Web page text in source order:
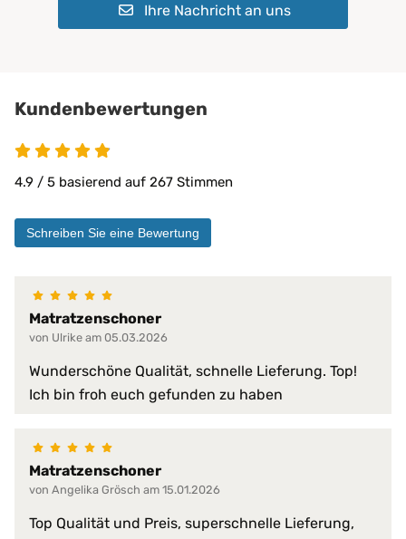
Geeignet für:
Allergiker*innen
Erwachsene
Klima-Eigenschaften:
für Kalttyp
für Warmtyp
nimmt Körperwärme auf
optimale Temperaturregulierung
Kombinierbar mit:
Material: 100 % Baumwolle
Oberfläche:
Obermaterial: 100 % Baumwolle
absorbiert Körperfeuchtigkeit
Ihre Nachricht an uns
Kundenbewertungen
4.9 von 5
4.9 / 5 basierend auf 267 Stimmen
Schreiben Sie eine Bewertung
Matratzenschoner
von Ulrike am 05.03.2026
Wunderschöne Qualität, schnelle Lieferung. Top!
Ich bin froh euch gefunden zu haben
Matratzenschoner
von Angelika Grösch am 15.01.2026
Top Qualität und Preis, superschnelle Lieferung,